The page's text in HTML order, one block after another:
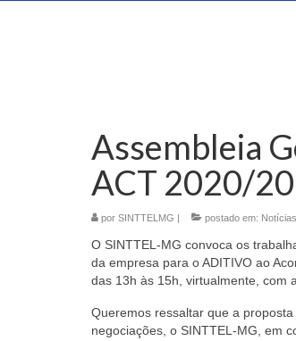
Assembleia
ACT 2020/
por SINTTELMG | postado em:
O SINTTEL-MG convoca os
da empresa para oADITIVO ao
das 13h às 15h, virtualmente, com
Queremos ressaltar que a
negociações, o SINTTEL-MG, em